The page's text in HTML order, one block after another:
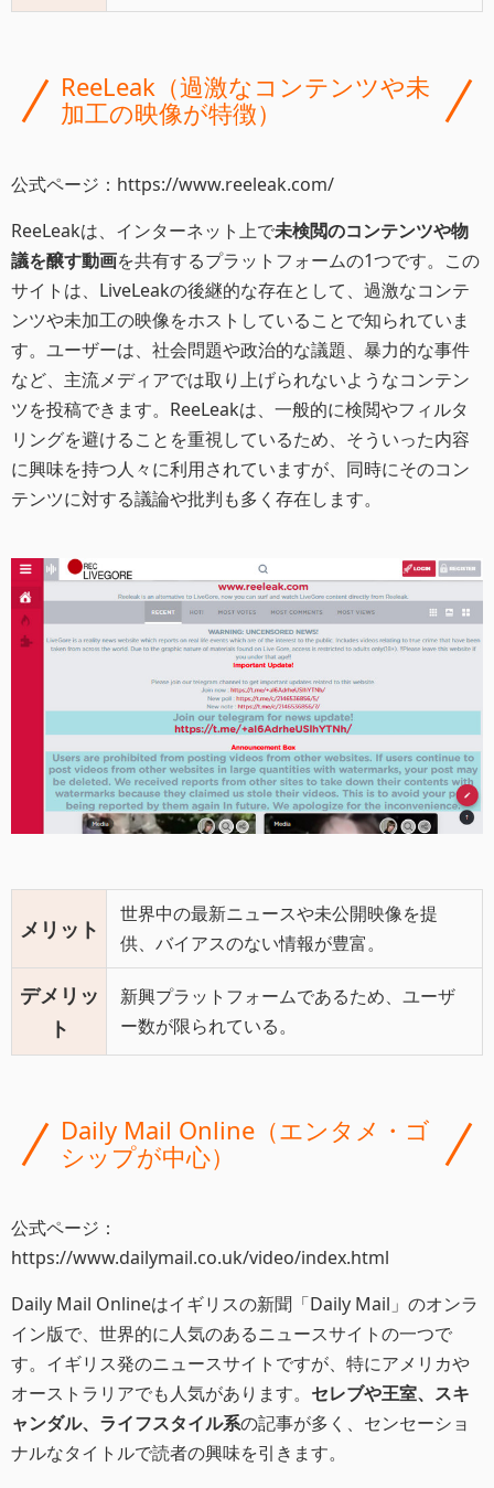
ReeLeak（過激なコンテンツや未
加工の映像が特徴）
公式ページ：https://www.reeleak.com/
ReeLeakは、インターネット上で未検閲のコンテンツや物
議を醸す動画を共有するプラットフォームの1つです。この
サイトは、LiveLeakの後継的な存在として、過激なコンテ
ンツや未加工の映像をホストしていることで知られていま
す。ユーザーは、社会問題や政治的な議題、暴力的な事件
など、主流メディアでは取り上げられないようなコンテン
ツを投稿できます。ReeLeakは、一般的に検閲やフィルタ
リングを避けることを重視しているため、そういった内容
に興味を持つ人々に利用されていますが、同時にそのコン
テンツに対する議論や批判も多く存在します。
メリット
世界中の最新ニュースや未公開映像を提
供、バイアスのない情報が豊富。
デメリッ
ト
新興プラットフォームであるため、ユーザ
ー数が限られている。
Daily Mail Online（エンタメ・ゴ
シップが中心）
公式ページ：
https://www.dailymail.co.uk/video/index.html
Daily Mail Onlineはイギリスの新聞「Daily Mail」のオンラ
イン版で、世界的に人気のあるニュースサイトの一つで
す。イギリス発のニュースサイトですが、特にアメリカや
オーストラリアでも人気があります。 セレブや王室、スキ
ャンダル、ライフスタイル系の記事が多く、センセーショ
ナルなタイトルで読者の興味を引きます。